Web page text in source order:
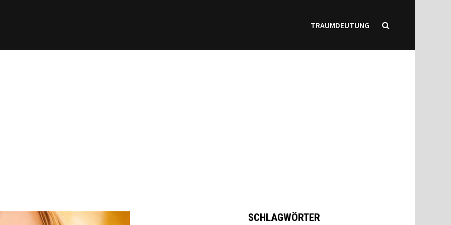
TRAUMDEUTUNG
SCHLAGWÖRTER